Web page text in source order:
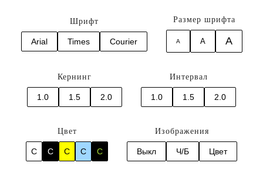
Шрифт
Arial Times Courier
Размер шрифта
A A A
Кернинг
1.0 1.5 2.0
Интервал
1.0 1.5 2.0
Цвет
C C C C C
Изображения
Выкл Ч/Б Цвет